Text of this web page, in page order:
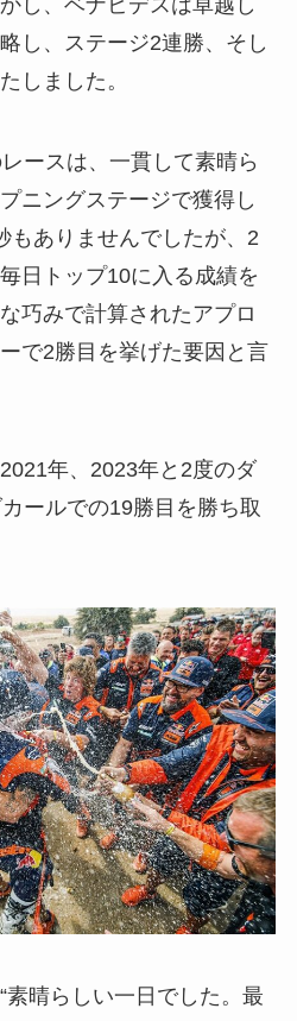
し、ステージ2連勝、そし
しました。
ースは、一貫して素晴ら
ニングステージで獲得し
もありませんでしたが、2
日トップ10に入る成績を
巧みで計算されたアプロ
で2勝目を挙げた要因と言
年、2023年と2度のダ
ールでの19勝目を勝ち取
“素晴らしい一日でした。最